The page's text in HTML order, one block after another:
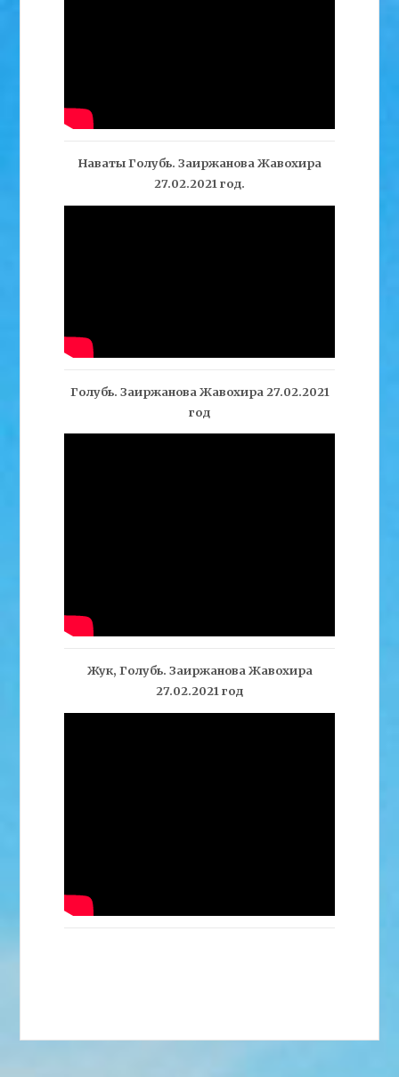
Наваты Голубь. Заиржанова Жавохира
27.02.2021 год.
Голубь. Заиржанова Жавохира 27.02.2021
год
Жук, Голубь. Заиржанова Жавохира
27.02.2021 год